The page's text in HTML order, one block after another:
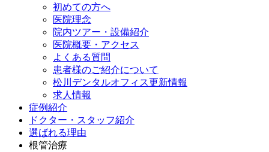
初めての方へ
医院理念
院内ツアー・設備紹介
医院概要・アクセス
よくある質問
患者様のご紹介について
松川デンタルオフィス更新情報
求人情報
症例紹介
ドクター・スタッフ紹介
選ばれる理由
根管治療